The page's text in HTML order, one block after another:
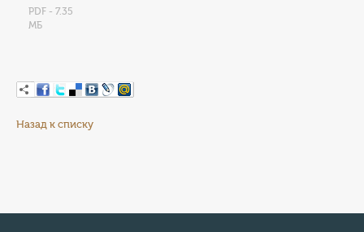
PDF - 7.35
МБ
Назад к списку